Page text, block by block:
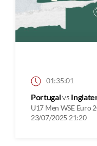
01:35:01
Portugalvs
U17 Men WSE Euro
23/07/2025 21:20